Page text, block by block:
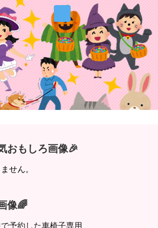
おもしろ画像🎉
せん。
像🌈
予約した車椅子専用